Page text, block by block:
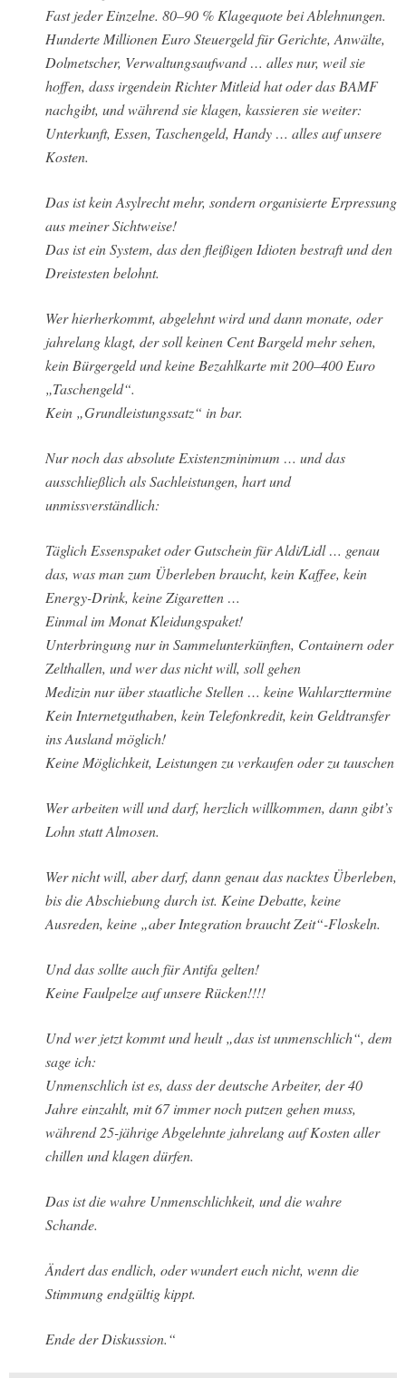
Fast jeder Einzelne. 80–90 % Klagequote bei Ablehnungen.
Hunderte Millionen Euro Steuergeld für Gerichte, Anwälte,
Dolmetscher, Verwaltungsaufwand … alles nur, weil sie
hoffen, dass irgendein Richter Mitleid hat oder das BAMF
nachgibt, und während sie klagen, kassieren sie weiter:
Unterkunft, Essen, Taschengeld, Handy … alles auf unsere
Kosten.
Das ist kein Asylrecht mehr, sondern organisierte Erpressung
aus meiner Sichtweise!
Das ist ein System, das den fleißigen Idioten bestraft und den
Dreistesten belohnt.
Wer hierherkommt, abgelehnt wird und dann monate, oder
jahrelang klagt, der soll keinen Cent Bargeld mehr sehen,
kein Bürgergeld und keine Bezahlkarte mit 200–400 Euro
„Taschengeld“.
Kein „Grundleistungssatz“ in bar.
Nur noch das absolute Existenzminimum … und das
ausschließlich als Sachleistungen, hart und
unmissverständlich:
Täglich Essenspaket oder Gutschein für Aldi/Lidl … genau
das, was man zum Überleben braucht, kein Kaffee, kein
Energy-Drink, keine Zigaretten …
Einmal im Monat Kleidungspaket!
Unterbringung nur in Sammelunterkünften, Containern oder
Zelthallen, und wer das nicht will, soll gehen
Medizin nur über staatliche Stellen … keine Wahlarzttermine
Kein Internetguthaben, kein Telefonkredit, kein Geldtransfer
ins Ausland möglich!
Keine Möglichkeit, Leistungen zu verkaufen oder zu tauschen
Wer arbeiten will und darf, herzlich willkommen, dann gibt’s
Lohn statt Almosen.
Wer nicht will, aber darf, dann genau das nacktes Überleben,
bis die Abschiebung durch ist. Keine Debatte, keine
Ausreden, keine „aber Integration braucht Zeit“-Floskeln.
Und das sollte auch für Antifa gelten!
Keine Faulpelze auf unsere Rücken!!!!
Und wer jetzt kommt und heult „das ist unmenschlich“, dem
sage ich:
Unmenschlich ist es, dass der deutsche Arbeiter, der 40
Jahre einzahlt, mit 67 immer noch putzen gehen muss,
während 25-jährige Abgelehnte jahrelang auf Kosten aller
chillen und klagen dürfen.
Das ist die wahre Unmenschlichkeit, und die wahre
Schande.
Ändert das endlich, oder wundert euch nicht, wenn die
Stimmung endgültig kippt.
Ende der Diskussion.“